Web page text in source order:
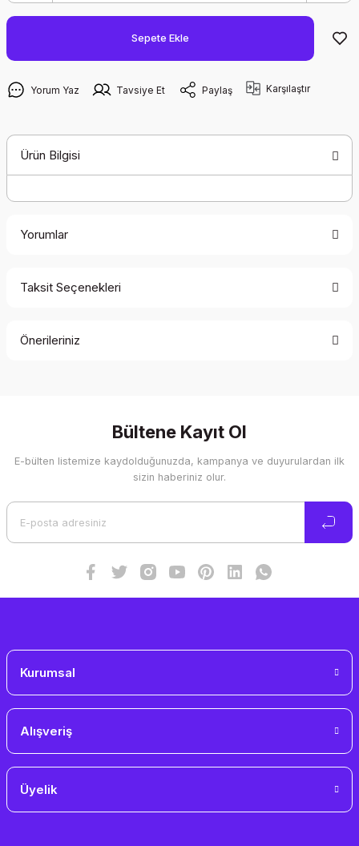
Sepete Ekle
Yorum Yaz Tavsiye Et Paylaş Karşılaştır
Ürün Bilgisi
Yorumlar
Taksit Seçenekleri
Önerileriniz
Görüş ve önerileriniz için teşekkür ederiz.
Ürün resmi kalitesiz, bozuk veya görüntülenemiyor.
Bültene Kayıt Ol
E-bülten listemize kaydolduğunuzda, kampanya ve duyurulardan ilk
sizin haberiniz olur.
Kurumsal
Alışveriş
Üyelik